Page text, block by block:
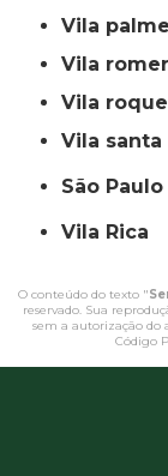
vila
vila
vila roque
vila
São Paulo
Vila Rica
O conteúdo do texto "
reservado. Sua
sem a autorização do
Código